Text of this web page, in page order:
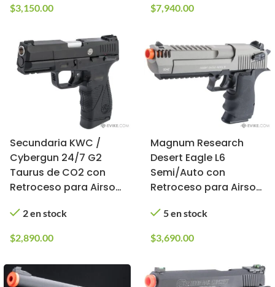
$3,150.00 $7,940.00
Secundaria KWC /
Cybergun 24/7 G2
Taurus de CO2 con
Retroceso para Airsoft
2 en stock
$2,890.00
Magnum Research
Desert Eagle L6
Semi/Auto con
Retroceso para Airsoft
5 en stock
$3,690.00